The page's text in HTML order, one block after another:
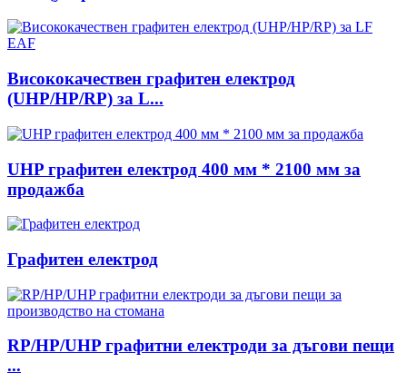
Висококачествен графитен електрод
(UHP/HP/RP) за L...
UHP графитен електрод 400 мм * 2100 мм за
продажба
Графитен електрод
RP/HP/UHP графитни електроди за дъгови пещи
...